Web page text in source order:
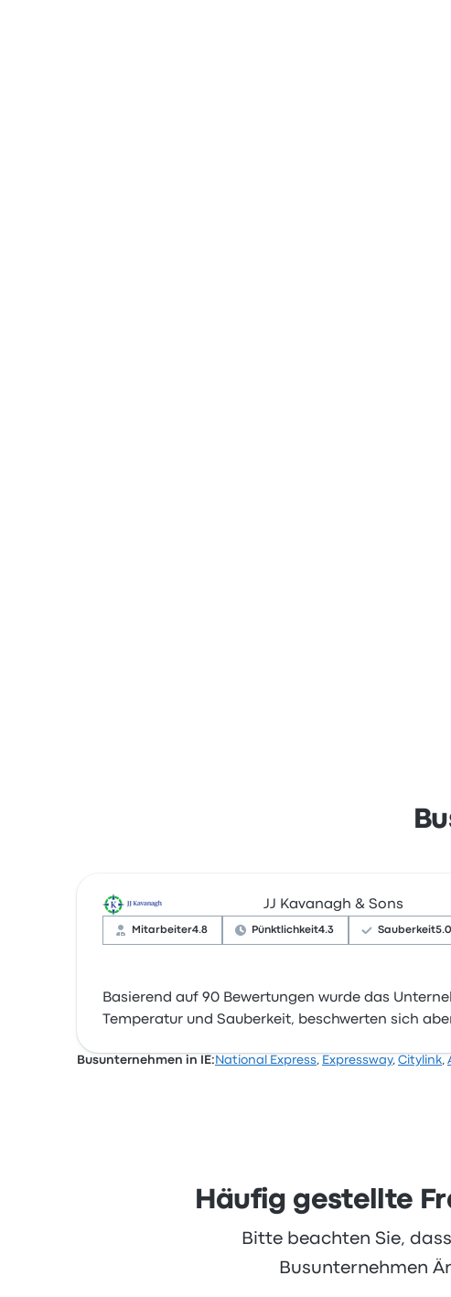
JJ Kavanagh & Sons
Mitarbeiter4.8 Pünktlichkeit4.3 Sauberkeit5.0
Basierend auf 90 Bewertungen wurde das
Temperatur und Sauberkeit, beschwerten sich
Busunternehmen in IE: National Express, Expressway, Citylink,
Häufig gestellte
Bitte beachten Sie,
Busunternehmen